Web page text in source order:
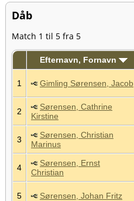
Dåb
Match 1 til 5 fra 5
Efternavn, Fornavn
1 Gimling Sørensen, Jacob
2
Sørensen, Cathrine
Kirstine
3
Sørensen, Christian
Marinus
4
Sørensen, Ernst
Christian
5 Sørensen, Johan Fritz